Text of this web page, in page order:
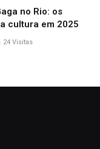
no Rio: os
cultura em 2025
24 Visitas